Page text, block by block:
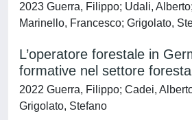
2023 Guerra, Filippo; Udali,
Marinello, Francesco; Grigolato,
L’operatore forestale in
formative nel settore
2022 Guerra, Filippo; Cadei,
Grigolato, Stefano